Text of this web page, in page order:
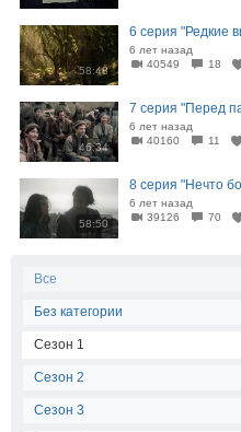
58:48
6 серия "Редкие
6 лет назад
40549
18
46:34
7 серия "Перед
6 лет назад
40160
11
58:50
8 серия "Нечто
6 лет назад
39126
70
Все
Без категории
Сезон 1
Сезон 2
Сезон 3